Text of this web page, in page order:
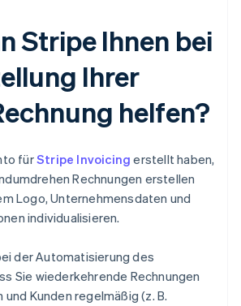
Stripe Ihnen bei
Ihrer
helfen?
fürStripe Invoicing erstellt haben,
Rechnungen erstellen
Logo, Unternehmensdaten und
individualisieren.
der Automatisierung des
Sie wiederkehrende Rechnungen
und Kunden regelmäßig (z. B.